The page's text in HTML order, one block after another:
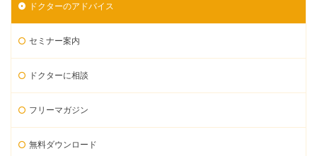
ドクターのアドバイス
セミナー案内
ドクターに相談
フリーマガジン
無料ダウンロード